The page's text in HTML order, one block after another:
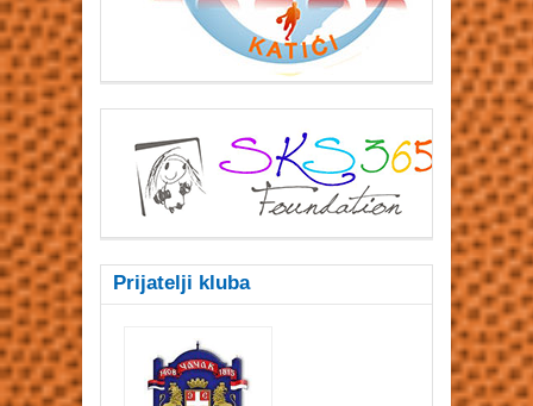
Prijatelji kluba